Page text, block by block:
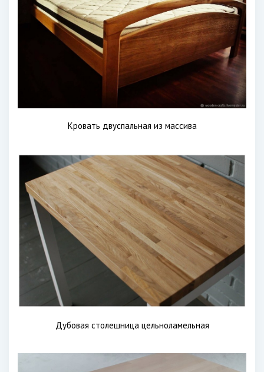
Кровать двуспальная из массива
Дубовая столешница цельноламельная